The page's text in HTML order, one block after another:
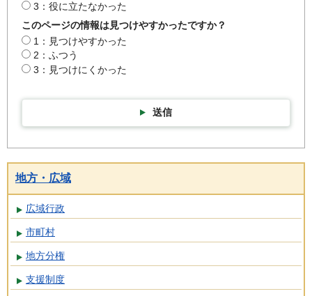
3：役に立たなかった
このページの情報は見つけやすかったですか？
1：見つけやすかった
2：ふつう
3：見つけにくかった
送信
地方・広域
広域行政
市町村
地方分権
支援制度